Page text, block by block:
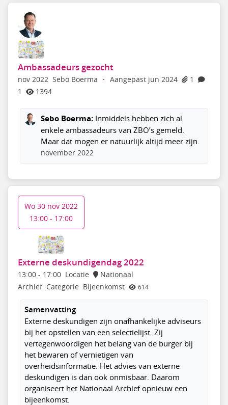
Ambassadeurs gezocht
nov 2022 Sebo Boerma · Aangepast jun 2024
1
1
1394
Sebo Boerma: Inmiddels hebben zich al
enkele ambassadeurs van ZBO’s gemeld.
Maar dat mogen er natuurlijk altijd meer zijn.
november 2022
Externe deskundigendag 2022
13:00- 17:00 Locatie
Nationaal
Archief Categorie Bijeenkomst 614
Samenvatting
Externe deskundigen zijn onafhankelijke adviseurs
bij het opstellen van een selectielijst. Zij
vertegenwoordigen het belang van de burger bij
het bewaren of vernietigen van
overheidsinformatie. Het advies van externe
deskundigen is dan ook onmisbaar. Daarom
organiseert het Nationaal Archief opnieuw een
bijeenkomst.
Wo 30 nov 2022
13:00 - 17:00